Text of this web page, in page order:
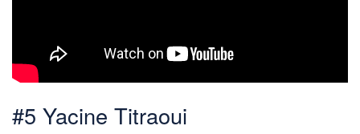
#5 Yacine Titraoui